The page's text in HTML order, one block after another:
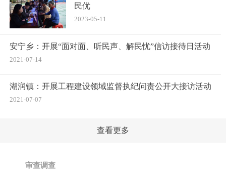
民优
2023-05-11
安宁乡：开展“面对面、听民声、解民忧”信访接待日活动
2021-07-14
湖润镇：开展工程建设领域监督执纪问责公开大接访活动
2021-07-07
查看更多
审查调查